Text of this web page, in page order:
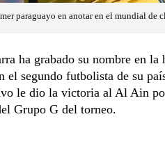
paraguayo en anotar en el mundial de
ha grabado su nombre en la
segundo futbolista de su
le dio la victoria al Al Ain
Grupo G del torneo.